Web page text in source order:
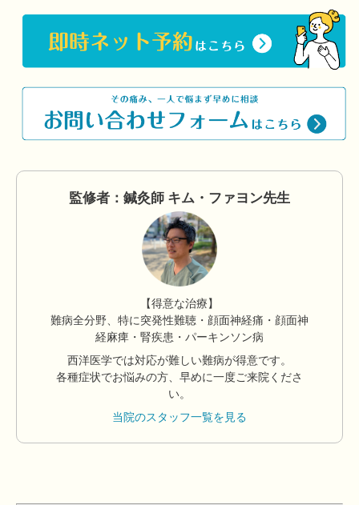
監修者：鍼灸師 キム・ファヨン先生
【得意な治療】
難病全分野、特に突発性難聴・顔面神経痛・顔面神
経麻痺・腎疾患・パーキンソン病
西洋医学では対応が難しい難病が得意です。
各種症状でお悩みの方、早めに一度ご来院くださ
い。
当院のスタッフ一覧を見る